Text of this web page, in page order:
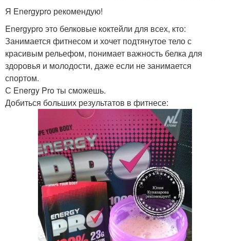
Я Energypro рекомендую!
Energypro это белковые коктейли для всех, кто:
Занимается фитнесом и хочет подтянутое тело с
красивым рельефом, понимает важность белка для
здоровья и молодости, даже если не занимается
спортом.
С Energy Pro ты сможешь.
Добиться больших результатов в фитнесе: